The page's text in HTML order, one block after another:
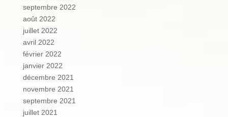
septembre 2022
août 2022
juillet 2022
avril 2022
février 2022
janvier 2022
décembre 2021
novembre 2021
septembre 2021
juillet 2021